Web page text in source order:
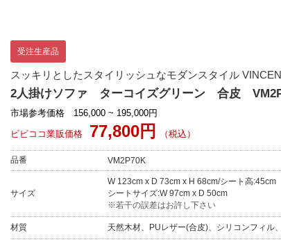
受注生産品
スッキリとしたスタイリッシュなモダンスタイル
2人掛けソファ ターコイズグリーン 合皮
市場参考価格 156,000 ~ 195,000円
ビビココ業販価格
77,800円 （税込）
品番 VM2P70K
サイズ
W 123cm x D 73cm x H 68cm/シート高:45cm
シートサイズ:W 97cm x D 50cm
※若干の誤差はお許し下さい
材質 天然木材、PUレザー(合皮)、シリコンフィル